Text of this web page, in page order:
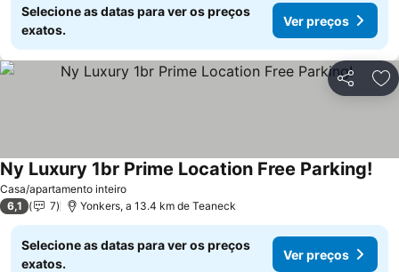
Selecione as datas para ver os preços
exatos.
Ver preços
Partilhar
Casa/apartamento inteiro
Ny Luxury 1br Prime Location Free Parking!
6,1 7 Yonkers, a 13.4 km de Teaneck
Selecione as datas para ver os preços
exatos.
Ver preços